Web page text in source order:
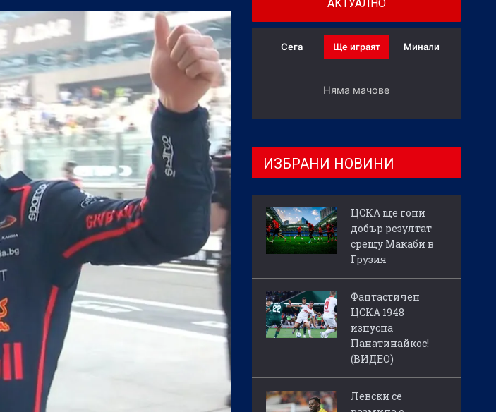
АКТУАЛНО
Сега Ще играят Минали
Няма мачове
ИЗБРАНИ НОВИНИ
ЦСКА ще гони
добър резултат
срещу Макаби в
Грузия
Фантастичен
ЦСКА 1948
изпусна
Панатинайкос!
(ВИДЕО)
Левски се